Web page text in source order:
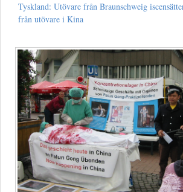
Tyskland: Utövare från Braunschweig
från utövare i Kina